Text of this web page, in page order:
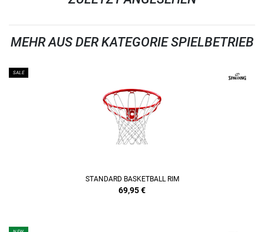
MEHR AUS DER KATEGORIE SPIELBETRIEB
SALE
STANDARD BASKETBALL RIM
69,95€